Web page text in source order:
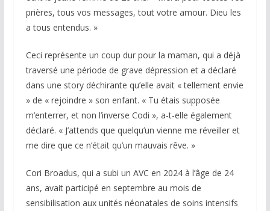
prières, tous vos messages, tout votre amour. Dieu les
a tous entendus. »
Ceci représente un coup dur pour la maman, qui a déjà
traversé une période de grave dépression et a déclaré
dans une story déchirante qu’elle avait « tellement envie
» de « rejoindre » son enfant. « Tu étais supposée
m’enterrer, et non l’inverse Codi », a-t-elle également
déclaré. « J’attends que quelqu’un vienne me réveiller et
me dire que ce n’était qu’un mauvais rêve. »
Cori Broadus, qui a subi un AVC en 2024 à l’âge de 24
ans, avait participé en septembre au mois de
sensibilisation aux unités néonatales de soins intensifs